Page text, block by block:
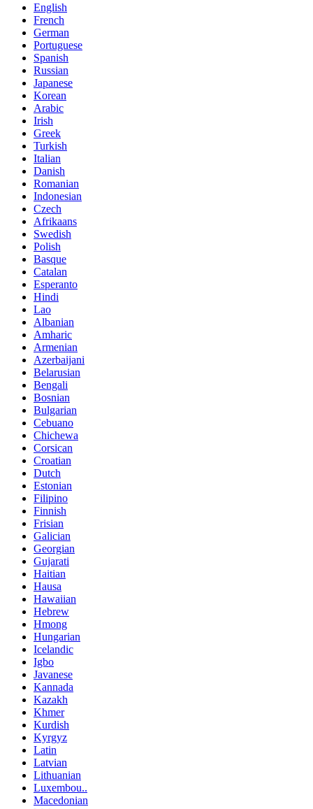
English
French
German
Portuguese
Spanish
Russian
Japanese
Korean
Arabic
Irish
Greek
Turkish
Italian
Danish
Romanian
Indonesian
Czech
Afrikaans
Swedish
Polish
Basque
Catalan
Esperanto
Hindi
Lao
Albanian
Amharic
Armenian
Azerbaijani
Belarusian
Bengali
Bosnian
Bulgarian
Cebuano
Chichewa
Corsican
Croatian
Dutch
Estonian
Filipino
Finnish
Frisian
Galician
Georgian
Gujarati
Haitian
Hausa
Hawaiian
Hebrew
Hmong
Hungarian
Icelandic
Igbo
Javanese
Kannada
Kazakh
Khmer
Kurdish
Kyrgyz
Latin
Latvian
Lithuanian
Luxembou..
Macedonian